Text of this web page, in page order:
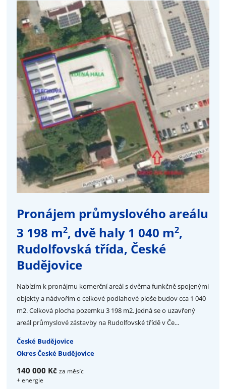
Pronájem průmyslového areálu
3 198 m2, dvě haly 1 040 m2,
Rudolfovská třída, České
Budějovice
Nabízím k pronájmu komerční areál s dvěma funkčně spojenými
objekty a nádvořím o celkové podlahové ploše budov cca 1 040
m2. Celková plocha pozemku 3 198 m2. Jedná se o uzavřený
areál průmyslové zástavby na Rudolfovské třídě v Če...
České Budějovice
Okres České Budějovice
140 000 Kč za měsíc
+ energie